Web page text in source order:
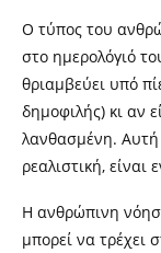
Ο τύπος του
στο ημερολόγιό
θριαμβεύει υπό
δημοφιλής) κι αν
λανθασμένη.
ρεαλιστική,
Η ανθρώπινη
μπορεί να τρέχει